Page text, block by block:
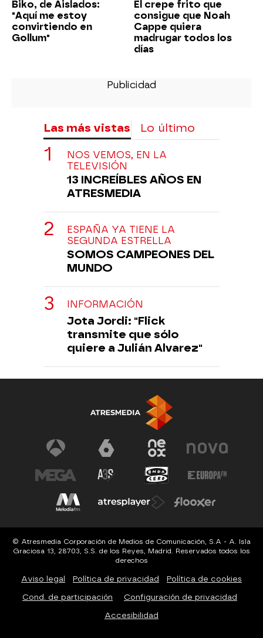
Biko, de Aislados:
"Aquí me estoy
convirtiendo en
Gollum"
El crepe frito que
consigue que Noah
Cappe quiera
madrugar todos los
días
Las más vistas Lo último
NOS VEMOS, EN LA
TELEVISIÓN
13 INCREÍBLES AÑOS EN
ATRESMEDIA
ESPAÑA YA TIENE LA
SEGUNDA ESTRELLA
SOMOS CAMPEONES DEL
MUNDO
INFORMACIÓN
Jota Jordi: "Flick
transmite que sólo
quiere a Julián Alvarez"
© Atresmedia Corporación de Medios de Comunicación, S.A - A. Isla
Graciosa 13, 28703, S.S. de los Reyes, Madrid. Reservados todos los
derechos
Aviso legal Política de privacidad Política de cookies
Cond. de participación Configuración de privacidad
Accesibilidad